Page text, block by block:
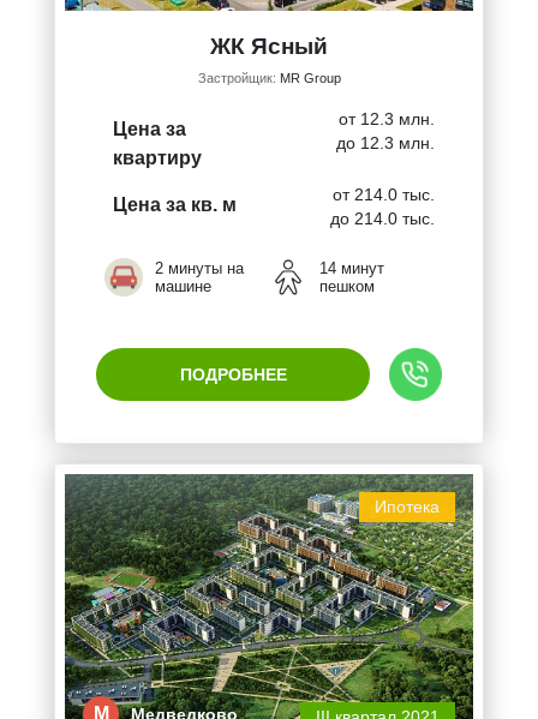
ЖК Ясный
Застройщик: MR Group
Цена за
квартиру
от 12.3 млн.
до 12.3 млн.
Цена за кв. м
от 214.0 тыс.
до 214.0 тыс.
2 минуты на
машине
14 минут
пешком
ПОДРОБНЕЕ
Ипотека
М Медведково